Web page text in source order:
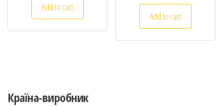
Add to cart
Add to cart
Країна-виробник